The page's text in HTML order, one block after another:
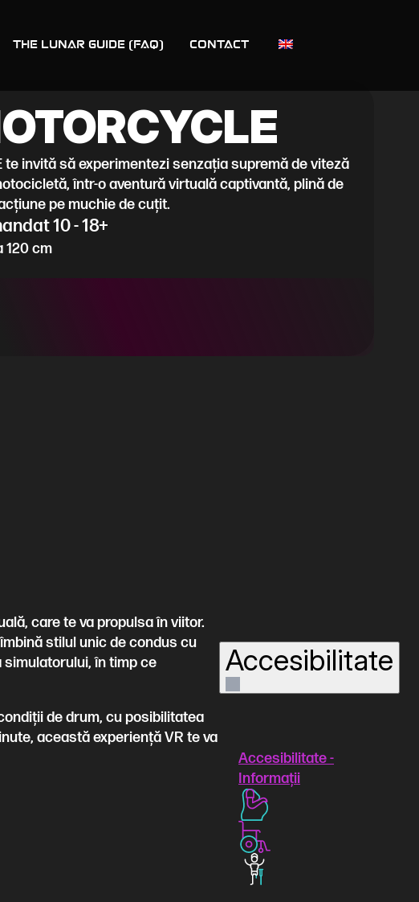
THE LUNAR GUIDE (FAQ) Contact
te invită să experimentezi senzația supremă de viteză
într-o aventură virtuală captivantă, plină de
pe muchie de cuțit.
10 - 18+
120 cm
care te va propulsa în viitor.
stilul unic de condus cu
simulatorului, în timp ce
de drum, cu posibilitatea
această experiență VR te va
Accesibilitate
Accesibilitate -
Informații